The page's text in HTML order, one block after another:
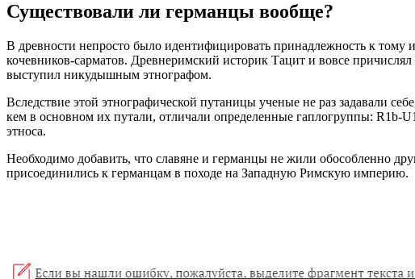
Существовали ли германцы вообще?
В древности непросто было идентифицировать принадлежность к
кочевников-сарматов. Древнеримский историк Тацит и вовсе
выступил никудышным этнографом.
Вследствие этой этнографической путаницы ученые не раз задавали
кем в основном их путали, отличали определенные гаплогруппы: R1b-
этноса.
Необходимо добавить, что славяне и германцы не жили обособленно
присоединились к германцам в походе на Западную Римскую империю.